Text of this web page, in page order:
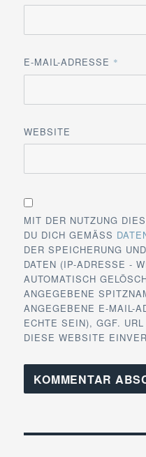
E-MAIL-ADRESSE *
WEBSITE
MIT DER NUTZUNG
DU DICH GEMÄSS
DER SPEICHERUNG
DATEN (IP-ADRESSE -
AUTOMATISCH
ANGEGEBENE
ANGEGEBENE E-MAIL-
ECHTE SEIN), GGF.
DIESE WEBSITE